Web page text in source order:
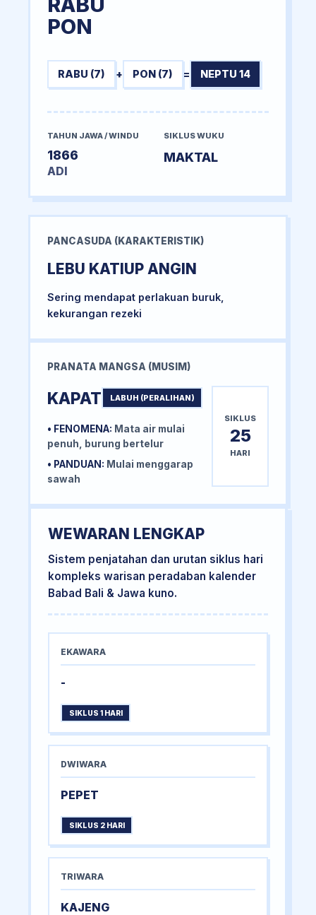
PON
RABU (7) + PON (7) = NEPTU 14
TAHUN JAWA / WINDU
1866
ADI
SIKLUS WUKU
MAKTAL
PANCASUDA (KARAKTERISTIK)
LEBU KATIUP ANGIN
Sering mendapat perlakuan buruk,
kekurangan rezeki
PRANATA MANGSA (MUSIM)
KAPAT LABUH (PERALIHAN)
• FENOMENA: Mata air mulai
penuh, burung bertelur
• PANDUAN: Mulai menggarap
sawah
SIKLUS
25
HARI
WEWARAN LENGKAP
Sistem penjatahan dan urutan siklus hari
kompleks warisan peradaban kalender
Babad Bali & Jawa kuno.
EKAWARA
-
SIKLUS 1 HARI
DWIWARA
PEPET
SIKLUS 2 HARI
TRIWARA
KAJENG